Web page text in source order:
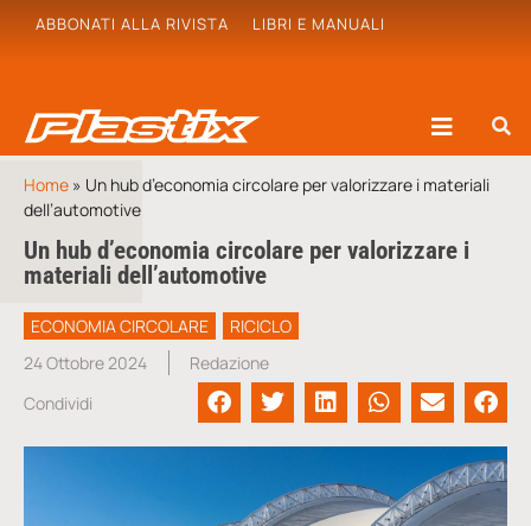
ABBONATI ALLA RIVISTA LIBRI E MANUALI
Home » Un hub d’economia circolare per valorizzare i materiali
dell’automotive
Un hub d’economia circolare per valorizzare i
materiali dell’automotive
ECONOMIA CIRCOLARE
RICICLO
24 Ottobre 2024
Redazione
Condividi